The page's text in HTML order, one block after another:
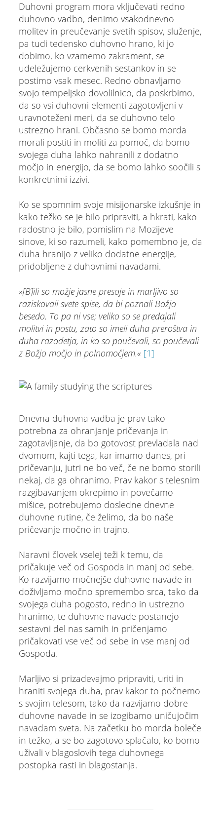
Duhovni program mora vključevati redno
duhovno vadbo, denimo vsakodnevno
molitev in preučevanje svetih spisov, služenje,
pa tudi tedensko duhovno hrano, ki jo
dobimo, ko vzamemo zakrament, se
udeležujemo cerkvenih sestankov in se
postimo vsak mesec. Redno obnavljamo
svojo tempeljsko dovolilnico, da poskrbimo,
da so vsi duhovni elementi zagotovljeni v
uravnoteženi meri, da se duhovno telo
ustrezno hrani. Občasno se bomo morda
morali postiti in moliti za pomoč, da bomo
svojega duha lahko nahranili z dodatno
močjo in energijo, da se bomo lahko soočili s
konkretnimi izzivi.
Ko se spomnim svoje misijonarske izkušnje in
kako težko se je bilo pripraviti, a hkrati, kako
radostno je bilo, pomislim na Mozijeve
sinove, ki so razumeli, kako pomembno je, da
duha hranijo z veliko dodatne energije,
pridobljene z duhovnimi navadami.
»[B]ili so možje jasne presoje in marljivo so
raziskovali svete spise, da bi poznali Božjo
besedo. To pa ni vse; veliko so se predajali
molitvi in postu, zato so imeli duha preroštva in
duha razodetja, in ko so poučevali, so poučevali
z Božjo močjo in polnomočjem.« [1]
Dnevna duhovna vadba je prav tako
potrebna za ohranjanje pričevanja in
zagotavljanje, da bo gotovost prevladala nad
dvomom, kajti tega, kar imamo danes, pri
pričevanju, jutri ne bo več, če ne bomo storili
nekaj, da ga ohranimo. Prav kakor s telesnim
razgibavanjem okrepimo in povečamo
mišice, potrebujemo dosledne dnevne
duhovne rutine, če želimo, da bo naše
pričevanje močno in trajno.
Naravni človek vselej teži k temu, da
pričakuje več od Gospoda in manj od sebe.
Ko razvijamo močnejše duhovne navade in
doživljamo močno spremembo srca, tako da
svojega duha pogosto, redno in ustrezno
hranimo, te duhovne navade postanejo
sestavni del nas samih in pričenjamo
pričakovati vse več od sebe in vse manj od
Gospoda.
Marljivo si prizadevajmo pripraviti, uriti in
hraniti svojega duha, prav kakor to počnemo
s svojim telesom, tako da razvijamo dobre
duhovne navade in se izogibamo uničujočim
navadam sveta. Na začetku bo morda boleče
in težko, a se bo zagotovo splačalo, ko bomo
uživali v blagoslovih tega duhovnega
postopka rasti in blagostanja.